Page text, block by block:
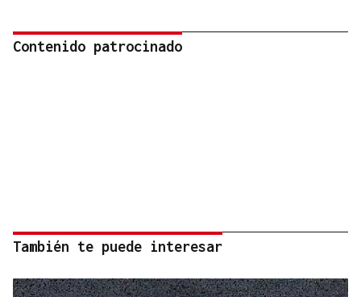
Contenido patrocinado
También te puede interesar